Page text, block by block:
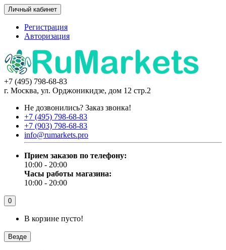
Личный кабинет
Регистрация
Авторизация
+7 (495) 798-68-83
г. Москва, ул. Орджоникидзе, дом 12 стр.2
Не дозвонились? Заказ звонка!
+7 (495) 798-68-83
+7 (903) 798-68-83
info@rumarkets.pro
Прием заказов по телефону:
10:00 - 20:00
Часы работы магазина:
10:00 - 20:00
0
В корзине пусто!
Везде